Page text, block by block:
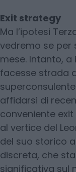
Exit strategy
Ma l’ipotesi
vedremo se per
mese. Intanto,
facesse strada
affidarsi di
conveniente
al vertice del
del suo storico
discreta, che
significativa sul